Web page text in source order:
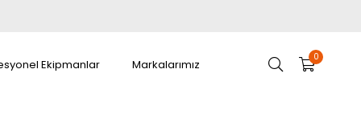
0
Ekipmanlar Markalarımız